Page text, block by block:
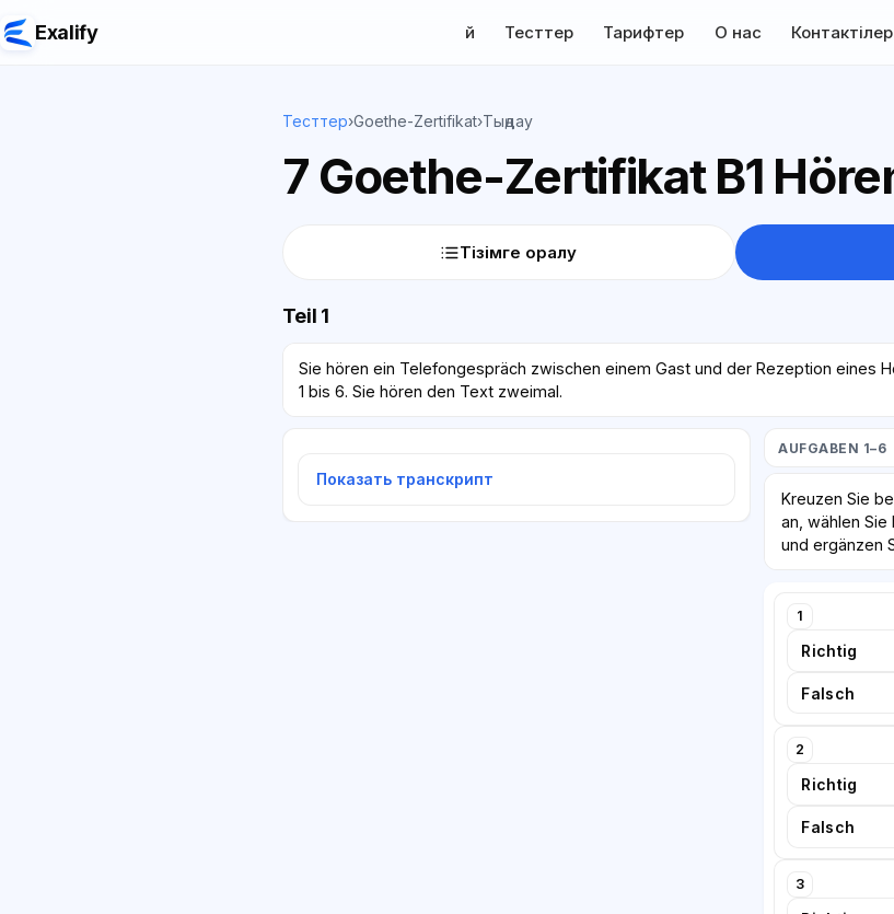
Exalify Үй Тесттер Тарифтер О нас Контактілер
Тесттер›Goethe-Zertifikat›Тыңдау
7 Goethe-Zertifikat B1
Тізімге оралу
Teil 1
Sie hören ein Telefongespräch zwischen einem Gast und der Rezeption eines
1 bis 6. Sie hören den Text zweimal.
Показать транскрипт
AUFGABEN 1–6
Kreuzen Sie
an, wählen
und ergänzen
1
Richtig
Falsch
2
Richtig
Falsch
3